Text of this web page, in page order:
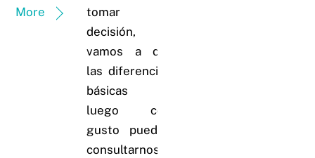
More
tomar la
decisión, te
vamos a dar
las diferencias
básicas y
luego con
gusto puedes
consultarnos